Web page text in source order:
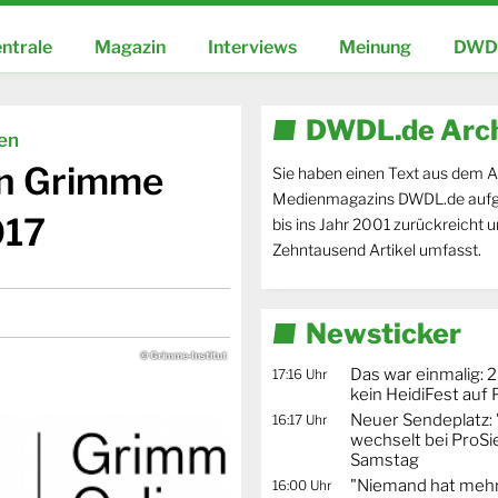
Magazin Interviews Meinung
Grimme
© Grimme-Institut
DWDL.de
Sie haben einen Text aus dem
Medienmagazins DWDL.de
bis ins Jahr 2001 zurückreicht
Zehntausend Artikel umfasst.
Newsticker
17:16 Uhr
Das war einmalig:
kein HeidiFest auf
16:17 Uhr
Neuer
wechselt bei
Samstag
16:00 Uhr
"Niemand hat